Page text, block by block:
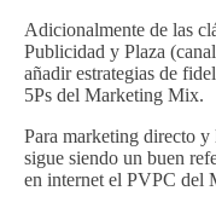
Adicionalmente de las
Publicidad y Plaza
añadir estrategias de
5Ps del Marketing Mix.
Para marketing directo y
sigue siendo un buen
en internet el PVPC del